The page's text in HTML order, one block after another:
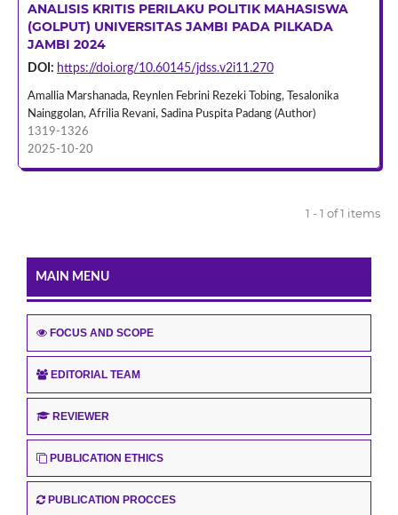
ANALISIS KRITIS PERILAKU POLITIK MAHASISWA
(GOLPUT) UNIVERSITAS JAMBI PADA PILKADA
JAMBI 2024
DOI: https://doi.org/10.60145/jdss.v2i11.270
Amallia Marshanada, Reynlen Febrini Rezeki Tobing, Tesalonika
Nainggolan, Afrilia Revani, Sadina Puspita Padang (Author)
1319-1326
2025-10-20
1 - 1 of 1 items
MAIN MENU
FOCUS AND SCOPE
EDITORIAL TEAM
REVIEWER
PUBLICATION ETHICS
PUBLICATION PROCCES